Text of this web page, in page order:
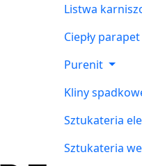
Listwa
Ciepły parapet
Purenit
Kliny
Sztukateria
Sztukateria